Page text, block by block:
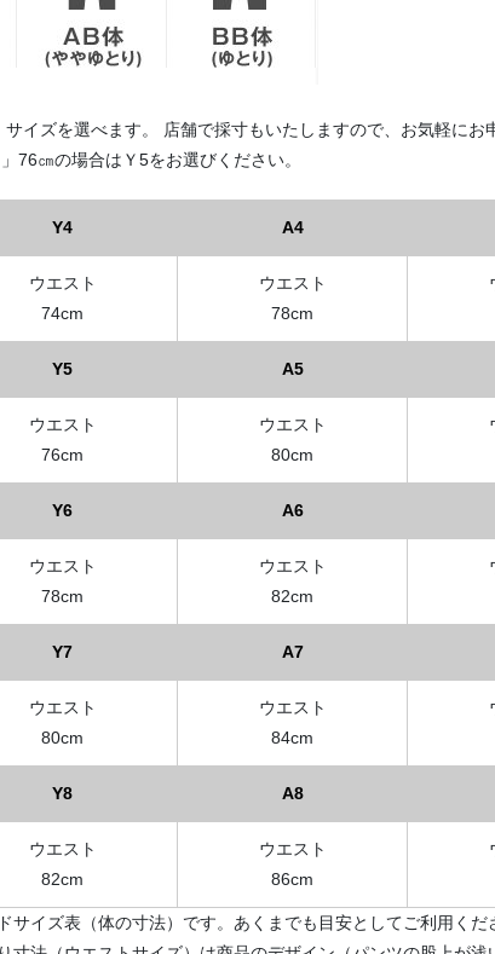
イズを選べます。 店舗で採寸もいたしますので、お気軽にお
㎝の場合はＹ5をお選びください。
Y4 A4
ウエスト
74cm
ウエスト
78cm
Y5 A5
ウエスト
76cm
ウエスト
80cm
Y6 A6
ウエスト
78cm
ウエスト
82cm
Y7 A7
ウエスト
80cm
ウエスト
84cm
Y8 A8
ウエスト
82cm
ウエスト
86cm
サイズ表（体の寸法）です。あくまでも目安としてご利用く